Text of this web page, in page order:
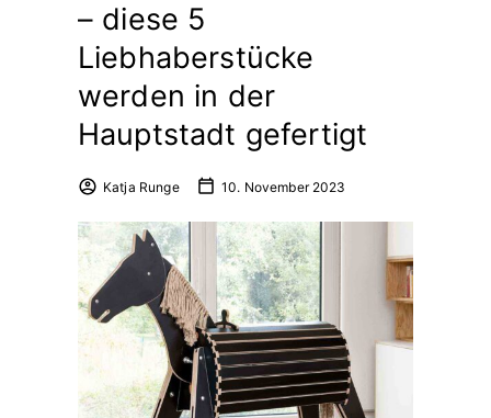
– diese 5
Liebhaberstücke
werden in der
Hauptstadt gefertigt
Katja Runge 10. November 2023